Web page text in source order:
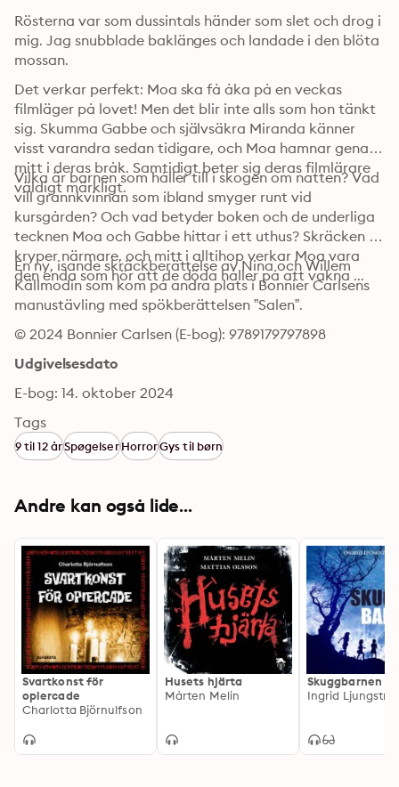
Rösterna var som dussintals händer som slet och drog i
mig. Jag snubblade baklänges och landade i den blöta
mossan.
Det verkar perfekt: Moa ska få åka på en veckas
filmläger på lovet! Men det blir inte alls som hon tänkt
sig. Skumma Gabbe och självsäkra Miranda känner
visst varandra sedan tidigare, och Moa hamnar genast
mitt i deras bråk. Samtidigt beter sig deras filmlärare
väldigt märkligt.
Vilka är barnen som håller till i skogen om natten? Vad
vill grannkvinnan som ibland smyger runt vid
kursgården? Och vad betyder boken och de underliga
tecknen Moa och Gabbe hittar i ett uthus? Skräcken
kryper närmare, och mitt i alltihop verkar Moa vara
den enda som hör att de döda håller på att vakna ...
En ny, isande skräckberättelse av Nina och Willem
Källmodin som kom på andra plats i Bonnier Carlsens
manustävling med spökberättelsen ”Salen”.
© 2024 Bonnier Carlsen (E-bog): 9789179797898
Udgivelsesdato
E-bog: 14. oktober 2024
Tags
9 til 12 årSpøgelserHorrorGys til børn
Andre kan også lide...
Svartkonst för
opiercade
Charlotta Björnulfson
Husets hjärta
Mårten Melin
Skuggbarnen i
Ingrid